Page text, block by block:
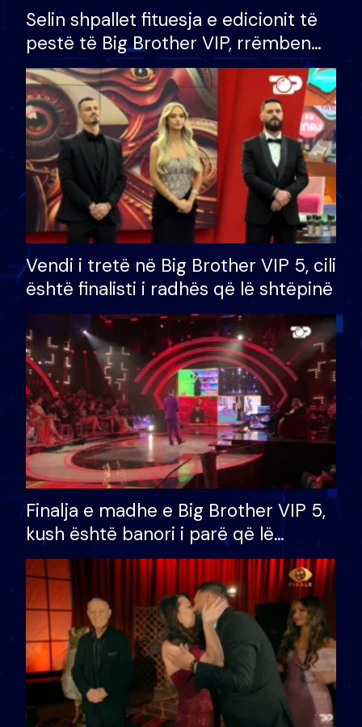
Selin shpallet fituesja e edicionit të
pestë të Big Brother VIP, rrëmben
çmimin e madh prej 100 mijë eurosh
Vendi i tretë në Big Brother VIP 5, cili
është finalisti i radhës që lë shtëpinë
Finalja e madhe e Big Brother VIP 5,
kush është banori i parë që lë
shtëpinë dhe humb mundësinë për
të fituar çmimin e madh